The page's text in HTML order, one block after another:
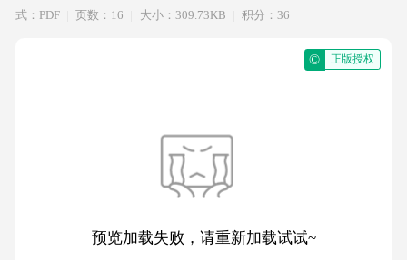
式：PDF
页数：16 大小：309.73KB 积分：36
© 正版授权
预览加载失败，请重新加载试试~